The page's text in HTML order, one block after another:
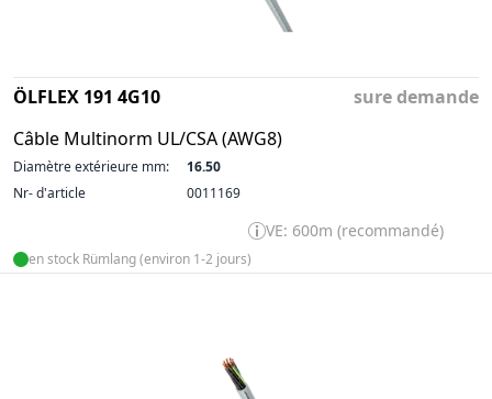
ÖLFLEX 191 4G10
Câble Multinorm UL/CSA (AWG8)
sure demande
Diamètre extérieure mm:
16.50
Nr- d'article
0011169
VE: 600m (recommandé)
en stock Rümlang (environ 1-2 jours)